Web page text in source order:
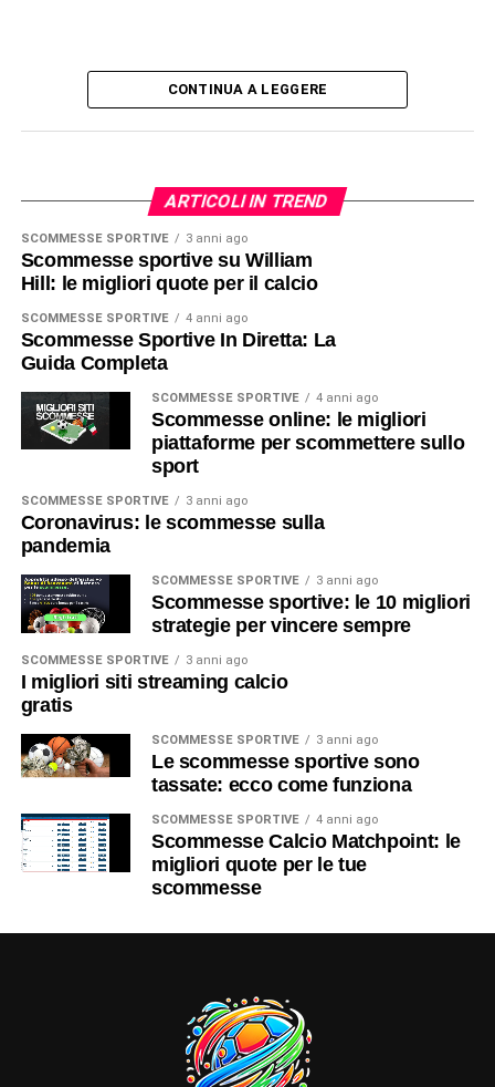
CONTINUA A LEGGERE
ARTICOLI IN TREND
SCOMMESSE SPORTIVE 3 anni ago
Scommesse sportive su William
Hill: le migliori quote per il calcio
SCOMMESSE SPORTIVE 4 anni ago
Scommesse Sportive In Diretta: La
Guida Completa
SCOMMESSE SPORTIVE 4 anni ago
Scommesse online: le migliori
piattaforme per scommettere sullo
sport
SCOMMESSE SPORTIVE 3 anni ago
Coronavirus: le scommesse sulla
pandemia
SCOMMESSE SPORTIVE 3 anni ago
Scommesse sportive: le 10 migliori
strategie per vincere sempre
SCOMMESSE SPORTIVE 3 anni ago
I migliori siti streaming calcio
gratis
SCOMMESSE SPORTIVE 3 anni ago
Le scommesse sportive sono
tassate: ecco come funziona
SCOMMESSE SPORTIVE 4 anni ago
Scommesse Calcio Matchpoint: le
migliori quote per le tue
scommesse